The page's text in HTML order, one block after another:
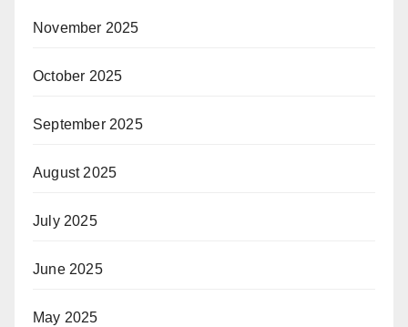
November 2025
October 2025
September 2025
August 2025
July 2025
June 2025
May 2025